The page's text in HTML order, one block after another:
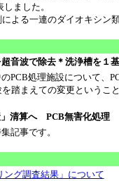
ました。
よる一連のダイオキシン
音波で除去＊洗浄槽を１
PCB処理施設について、
踏まえての変更というこ
清算へ PCB無害化処理
記事です。
ング調査結果」について